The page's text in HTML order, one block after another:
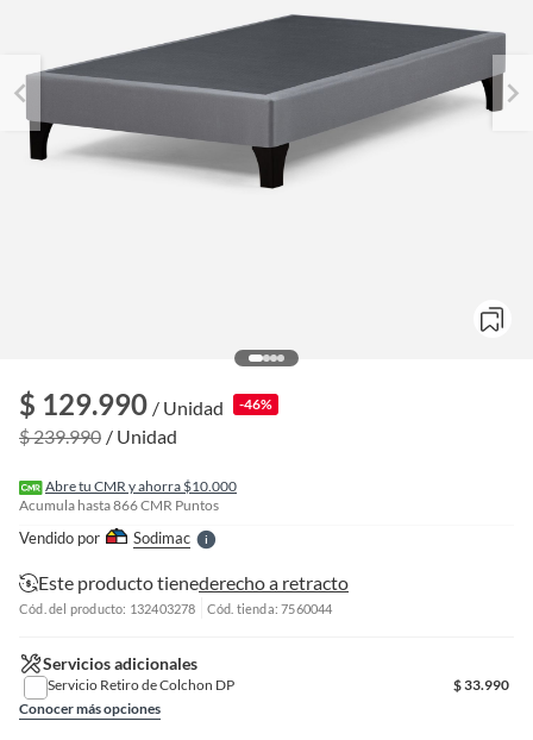
$ 129.990 / Unidad -46%
$ 239.990 / Unidad
Abre tu CMR y ahorra $10.000
Acumula hasta866CMR Puntos
Vendido por SodimacS
l
l
n
Este producto tienederecho a retracto
Cód. del producto: 132403278 Cód. tienda: 7560044
Servicios adicionales
Servicio Retiro de Colchon DP $33.990
Conocer más opciones